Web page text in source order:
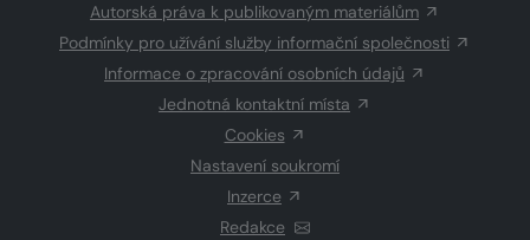
Autorská práva k publikovaným materiálům
Podmínky pro užívání služby informační společnosti
Informace o zpracování osobních údajů
Jednotná kontaktní místa
Cookies
Nastavení soukromí
Inzerce
Redakce